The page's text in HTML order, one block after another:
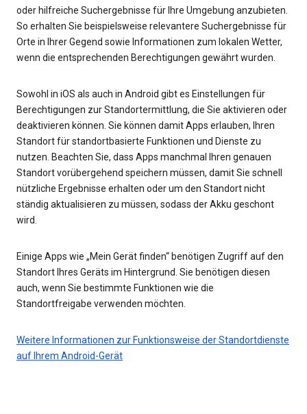
oder hilfreiche Suchergebnisse für Ihre Umgebung anzubieten.
So erhalten Sie beispielsweise relevantere Suchergebnisse für
Orte in Ihrer Gegend sowie Informationen zum lokalen Wetter,
wenn die entsprechenden Berechtigungen gewährt wurden.
Sowohl in iOS als auch in Android gibt es Einstellungen für
Berechtigungen zur Standortermittlung, die Sie aktivieren oder
deaktivieren können. Sie können damit Apps erlauben, Ihren
Standort für standortbasierte Funktionen und Dienste zu
nutzen. Beachten Sie, dass Apps manchmal Ihren genauen
Standort vorübergehend speichern müssen, damit Sie schnell
nützliche Ergebnisse erhalten oder um den Standort nicht
ständig aktualisieren zu müssen, sodass der Akku geschont
wird.
Einige Apps wie „Mein Gerät finden“ benötigen Zugriff auf den
Standort Ihres Geräts im Hintergrund. Sie benötigen diesen
auch, wenn Sie bestimmte Funktionen wie die
Standortfreigabe verwenden möchten.
Weitere Informationen zur Funktionsweise der Standortdienste
auf Ihrem Android-Gerät